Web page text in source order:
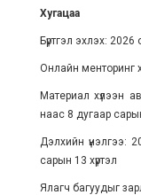
Хугацаа
Бүртгэл эхлэх:
Онлайн менторинг
Материал хүлээн
наас 8 дугаар
Дэлхийн үнэлгээ:
сарын 13 хүртэл
Ялагч багуудыг